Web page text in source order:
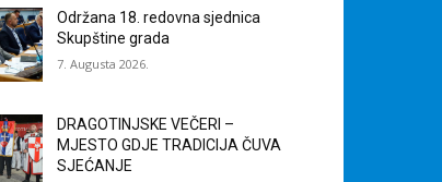
Održana 18. redovna sjednica
Skupštine grada
7. Augusta 2026.
DRAGOTINJSKE VEČERI –
MJESTO GDJE TRADICIJA ČUVA
SJEĆANJE